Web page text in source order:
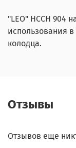
"LEO" НССН 904
использования
колодца.
Отзывы
Отзывов еще